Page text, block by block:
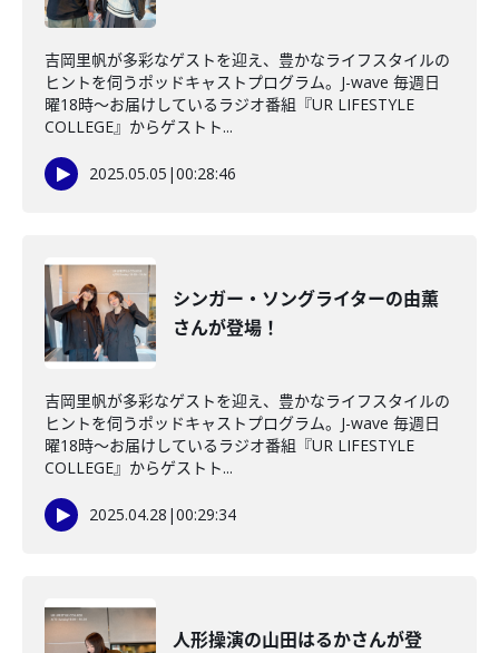
吉岡里帆が多彩なゲストを迎え、豊かなライフスタイルの
ヒントを伺うポッドキャストプログラム。J-wave 毎週日
曜18時～お届けしているラジオ番組『UR LIFESTYLE
COLLEGE』からゲストト...
2025.05.05 |00:28:46
シンガー・ソングライターの由薫
さんが登場！
吉岡里帆が多彩なゲストを迎え、豊かなライフスタイルの
ヒントを伺うポッドキャストプログラム。J-wave 毎週日
曜18時～お届けしているラジオ番組『UR LIFESTYLE
COLLEGE』からゲストト...
2025.04.28 |00:29:34
人形操演の山田はるかさんが登